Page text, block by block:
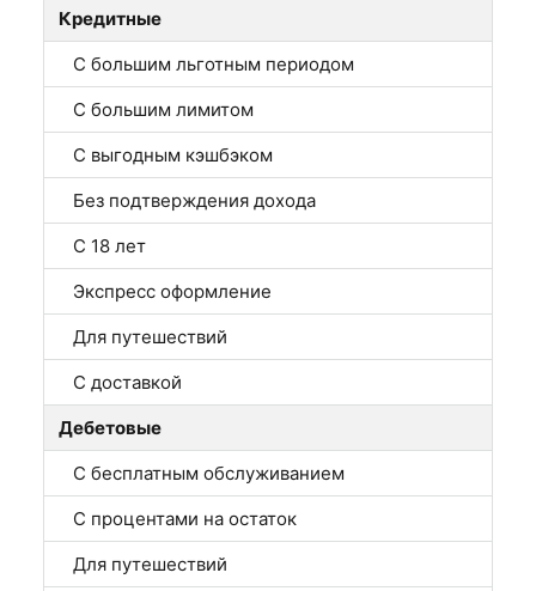
Кредитные
С большим льготным периодом
С большим лимитом
С выгодным кэшбэком
Без подтверждения дохода
С 18 лет
Экспресс оформление
Для путешествий
С доставкой
Дебетовые
С бесплатным обслуживанием
С процентами на остаток
Для путешествий